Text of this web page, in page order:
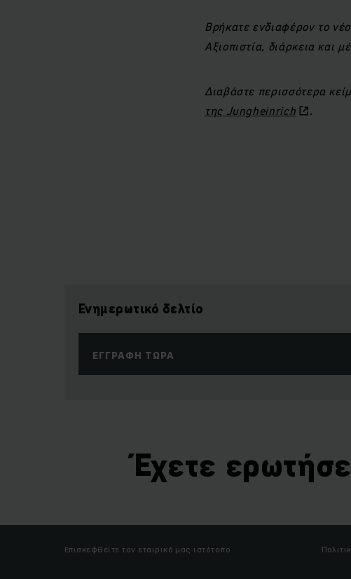
Βρήκατε ενδιαφέρον το
Αξιοπιστία, διάρκεια και
Διαβάστε περισσότερα
της Jungheinrich .
Ενημερωτικό δελτίο
ΕΓΓΡΑΦΉ ΤΏΡΑ
Έχετε
Επισκεφθείτε τον εταιρικό μας ιστότοπο